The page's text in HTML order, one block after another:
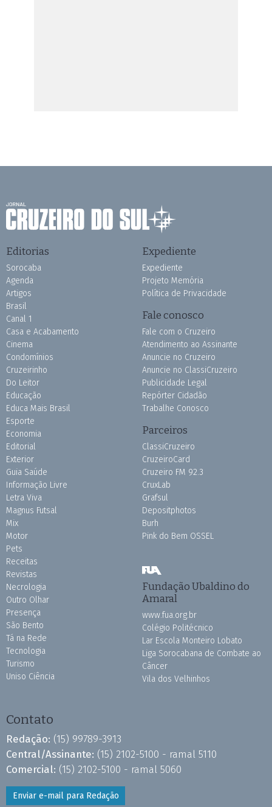
Editorias
Sorocaba
Agenda
Artigos
Brasil
Canal 1
Casa e Acabamento
Cinema
Condomínios
Cruzeirinho
Do Leitor
Educação
Educa Mais Brasil
Esporte
Economia
Editorial
Exterior
Guia Saúde
Informação Livre
Letra Viva
Magnus Futsal
Mix
Motor
Pets
Receitas
Revistas
Necrologia
Outro Olhar
Presença
São Bento
Tá na Rede
Tecnologia
Turismo
Uniso Ciência
Expediente
Expediente
Projeto Memória
Política de Privacidade
Fale conosco
Fale com o Cruzeiro
Atendimento ao Assinante
Anuncie no Cruzeiro
Anuncie no ClassiCruzeiro
Publicidade Legal
Repórter Cidadão
Trabalhe Conosco
Parceiros
ClassiCruzeiro
CruzeiroCard
Cruzeiro FM 92.3
CruxLab
Grafsul
Depositphotos
Burh
Pink do Bem OSSEL
Fundação Ubaldino do
Amaral
www.fua.org.br
Colégio Politécnico
Lar Escola Monteiro Lobato
Liga Sorocabana de Combate ao
Câncer
Vila dos Velhinhos
Contato
Redação: (15) 99789-3913
Central/Assinante: (15) 2102-5100 - ramal 5110
Comercial: (15) 2102-5100 - ramal 5060
Enviar e-mail para Redação